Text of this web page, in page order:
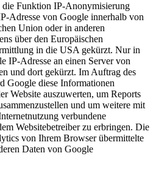
die Funktion IP-Anonymisierung
Adresse von Google innerhalb von
Union oder in anderen
über den Europäischen
in die USA gekürzt. Nur in
IP-Adresse an einen Server von
und dort gekürzt. Im Auftrag des
Google diese Informationen
Website auszuwerten, um Reports
und um weitere mit
verbundene
Websitebetreiber zu erbringen. Die
von Ihrem Browser übermittelte
Daten von Google